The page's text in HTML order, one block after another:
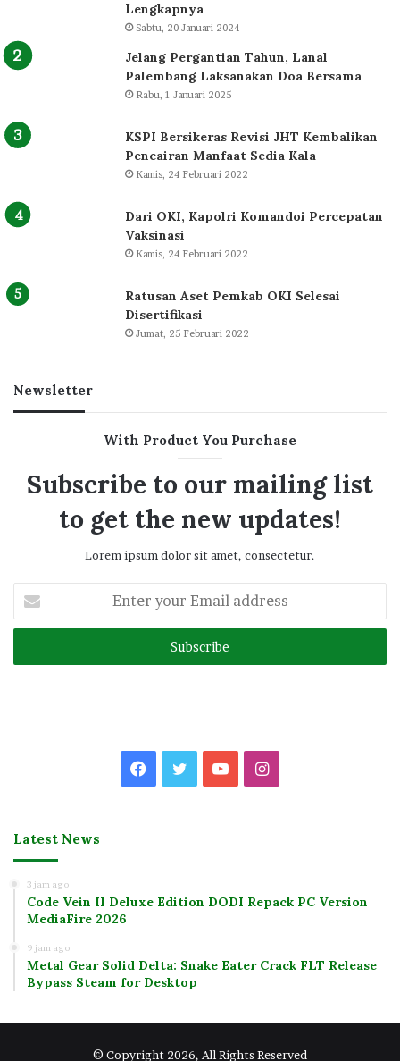
Lengkapnya
Sabtu, 20 Januari 2024
Jelang Pergantian Tahun, Lanal
Palembang Laksanakan Doa Bersama
Rabu, 1 Januari 2025
KSPI Bersikeras Revisi JHT Kembalikan
Pencairan Manfaat Sedia Kala
Kamis, 24 Februari 2022
Dari OKI, Kapolri Komandoi Percepatan
Vaksinasi
Kamis, 24 Februari 2022
Ratusan Aset Pemkab OKI Selesai
Disertifikasi
Jumat, 25 Februari 2022
Newsletter
With Product You Purchase
Subscribe to our mailing list
to get the new updates!
Lorem ipsum dolor sit amet, consectetur.
your
Email
Facebook
TwitterYouTubeInstagram
Latest News
3 jam ago
Code Vein II Deluxe Edition DODI Repack PC Version
MediaFire 2026
9 jam ago
Metal Gear Solid Delta: Snake Eater Crack FLT Release
Bypass Steam for Desktop
© Copyright 2026, All Rights Reserved